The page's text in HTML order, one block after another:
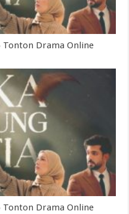
Tonton Drama Online
Tonton Drama Online